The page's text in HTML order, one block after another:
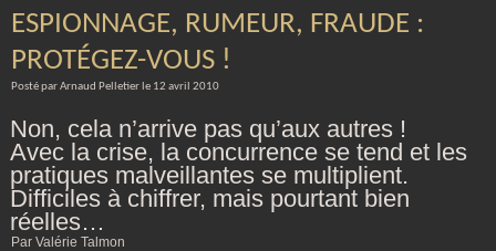
ESPIONNAGE, RUMEUR, FRAUDE :
PROTÉGEZ-VOUS !
Posté par Arnaud Pelletier le 12 avril 2010
Non, cela n’arrive pas qu’aux autres !
Avec la crise, la concurrence se tend et les
pratiques malveillantes se multiplient.
Difficiles à chiffrer, mais pourtant bien
réelles…
Par Valérie Talmon